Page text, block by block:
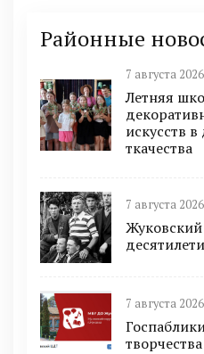
Районные
7 августа
Летняя
искусств
ткачества
7 августа
Жуковский
7 августа
творчества